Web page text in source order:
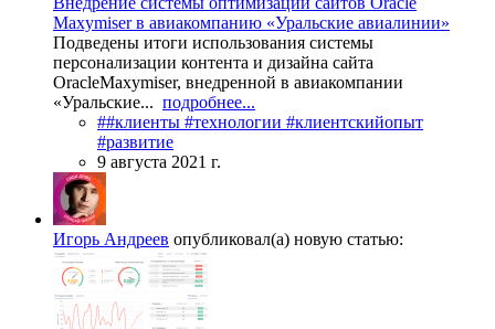
Maxymiser в авиакомпанию «Уральские авиалинии»
Подведены итоги использования системы
персонализации контента и дизайна сайта
OracleMaxymiser, внедренной в авиакомпании
«Уральские... подробнее...
##клиенты #технологии #клиентскийопыт
#развитие
9 августа 2021 г.
Игорь Андреев опубликовал(а) новую статью: